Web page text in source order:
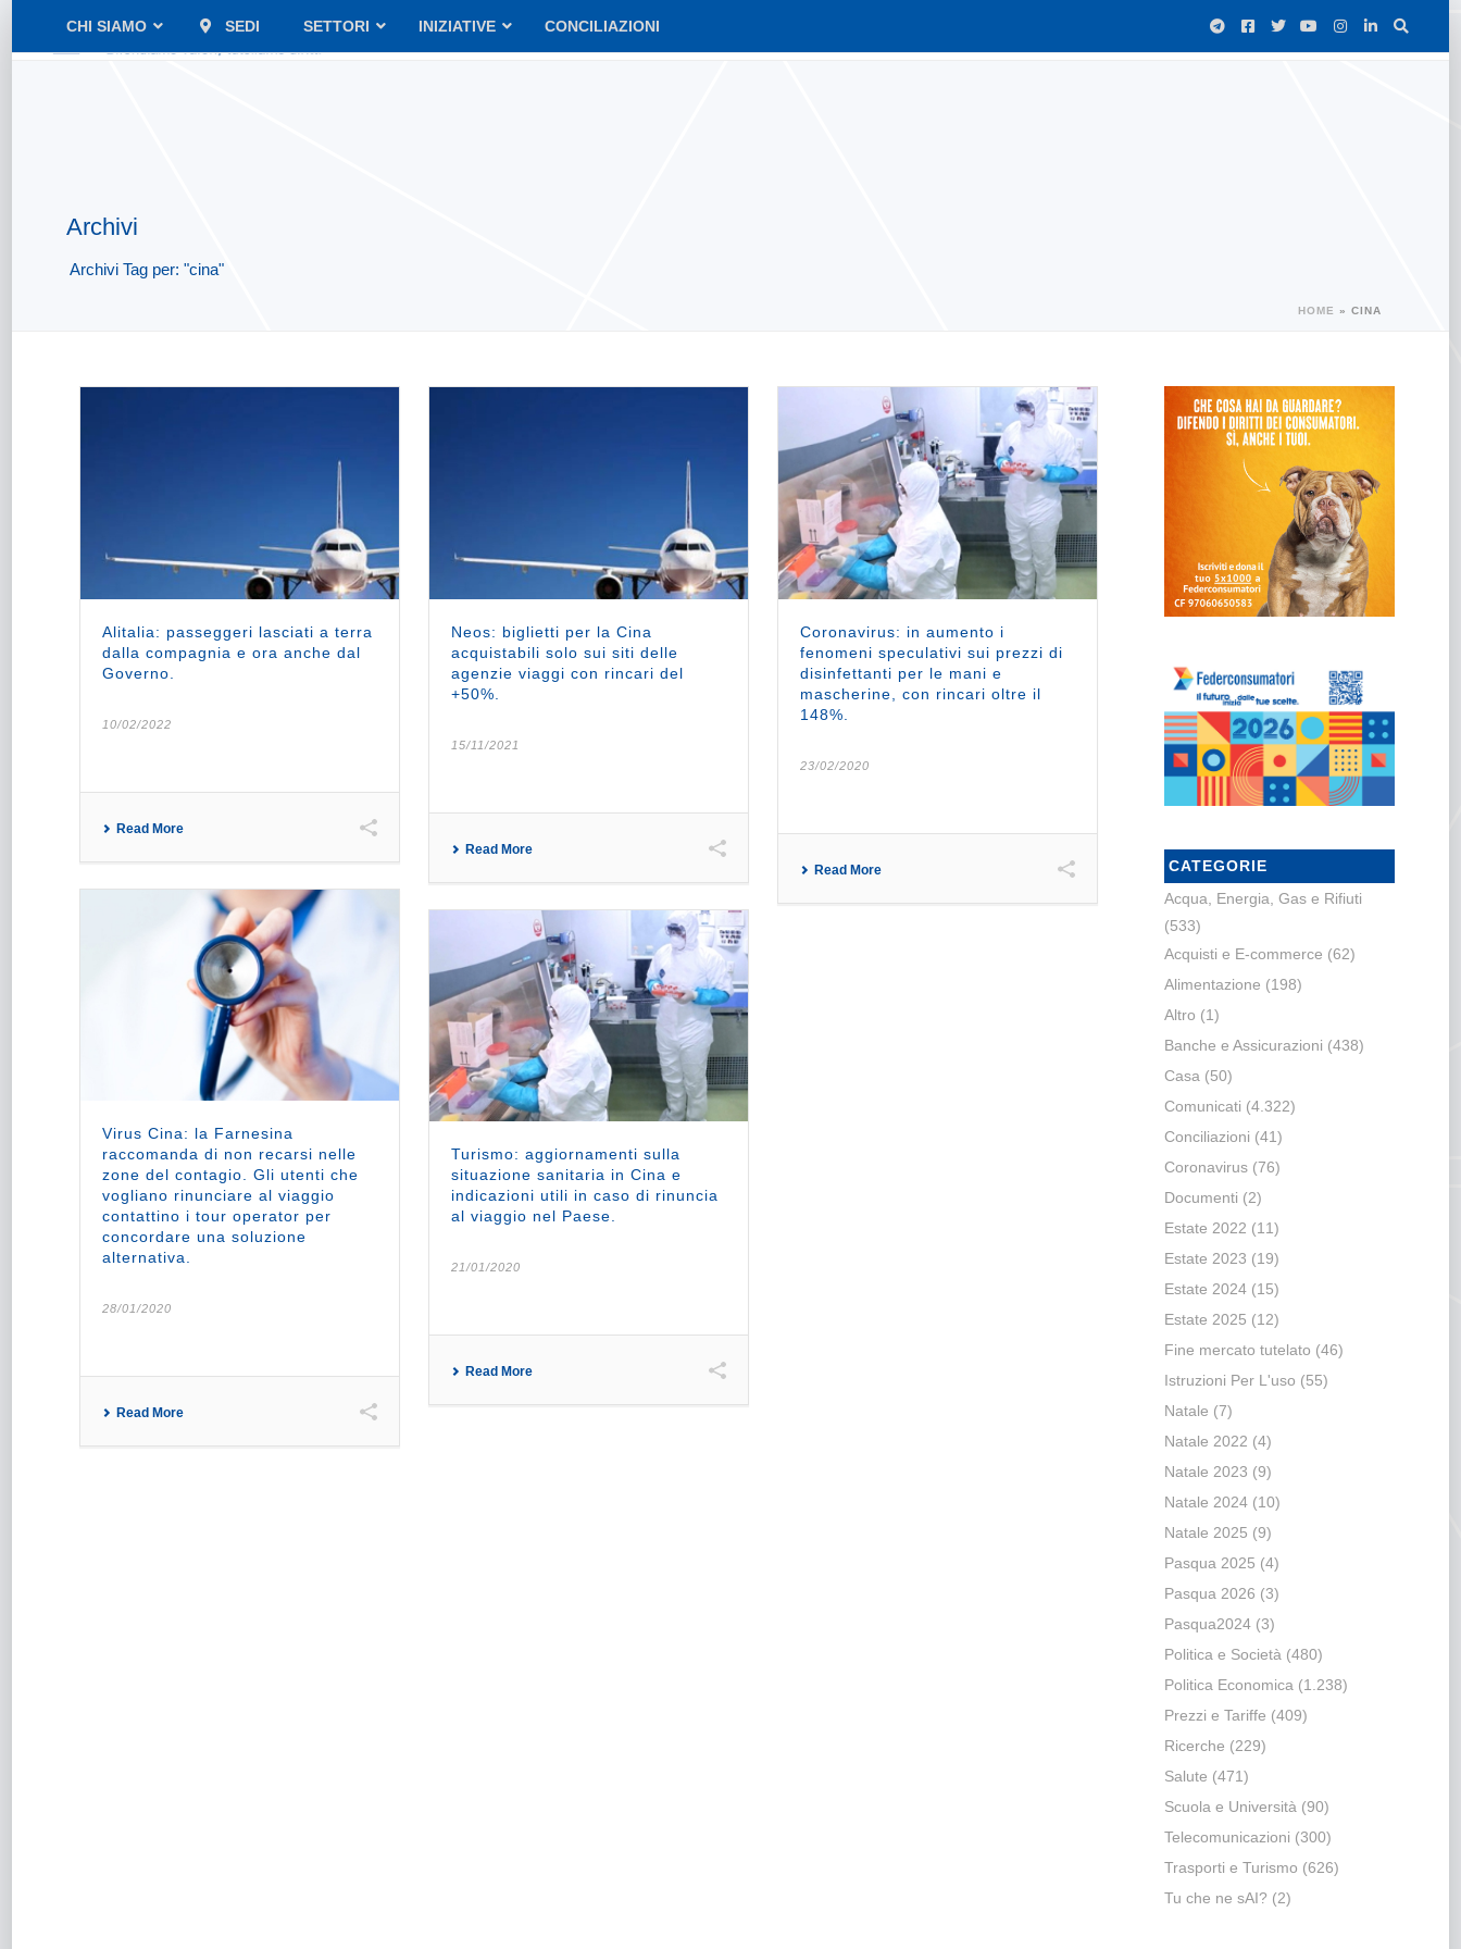
CHI SIAMO SEDI SETTORI INIZIATIVE CONCILIAZIONI
Archivi
Archivi Tag per: "cina"
HOME » CINA
Alitalia: passeggeri lasciati a terra
dalla compagnia e ora anche dal
Governo.
10/02/2022
Read More
Neos: biglietti per la Cina
acquistabili solo sui siti delle
agenzie viaggi con rincari del
+50%.
15/11/2021
Read More
Coronavirus: in aumento i
fenomeni speculativi sui prezzi di
disinfettanti per le mani e
mascherine, con rincari oltre il
148%.
23/02/2020
Read More
Virus Cina: la Farnesina
raccomanda di non recarsi nelle
zone del contagio. Gli utenti che
vogliano rinunciare al viaggio
contattino i tour operator per
concordare una soluzione
alternativa.
28/01/2020
Read More
Turismo: aggiornamenti sulla
situazione sanitaria in Cina e
indicazioni utili in caso di rinuncia
al viaggio nel Paese.
21/01/2020
Read More
CATEGORIE
Acqua, Energia, Gas e Rifiuti
(533)
Acquisti e E-commerce (62)
Alimentazione (198)
Altro (1)
Banche e Assicurazioni (438)
Casa (50)
Comunicati (4.322)
Conciliazioni (41)
Coronavirus(76)
Documenti (2)
Estate 2022 (11)
Estate 2023 (19)
Estate 2024(15)
Estate 2025 (12)
Fine mercato tutelato (46)
Istruzioni Per L'uso (55)
Natale (7)
Natale 2022 (4)
Natale 2023 (9)
Natale 2024(10)
Natale 2025 (9)
Pasqua 2025 (4)
Pasqua 2026 (3)
Pasqua2024(3)
Politica e Società (480)
Politica Economica (1.238)
Prezzi e Tariffe (409)
Ricerche (229)
Salute (471)
Scuola e Università (90)
Telecomunicazioni (300)
Trasporti e Turismo (626)
Tu che ne sAI? (2)